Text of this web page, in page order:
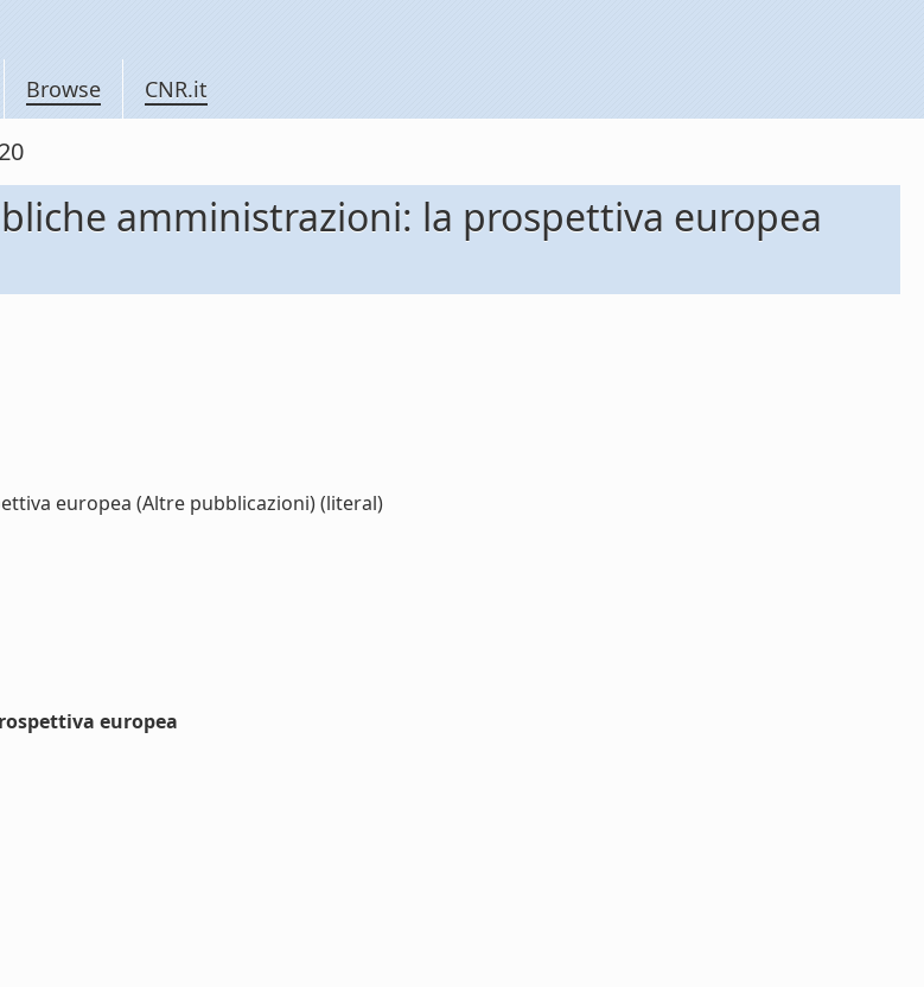
Browse CNR.it
amministrazioni: la prospettiva europea
europea (Altre pubblicazioni) (literal)
europea